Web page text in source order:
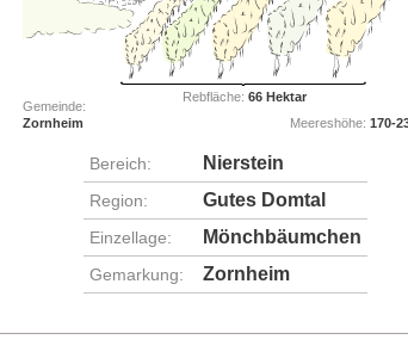
Rebfläche: 66 Hektar
Gemeinde:
Zornheim Meereshöhe:170-
Bereich: Nierstein
Region: Gutes Domtal
Einzellage: Mönchbäumchen
Gemarkung: Zornheim